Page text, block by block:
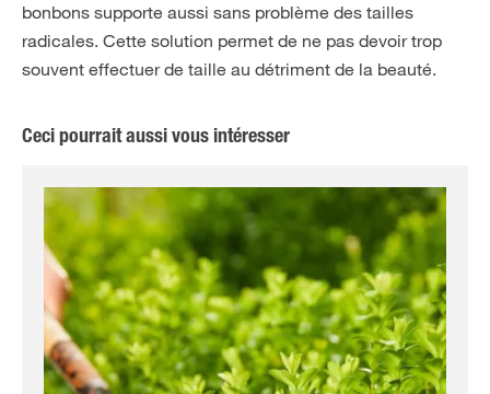
bonbons supporte aussi sans problème des tailles
radicales. Cette solution permet de ne pas devoir trop
souvent effectuer de taille au détriment de la beauté.
Ceci pourrait aussi vous intéresser